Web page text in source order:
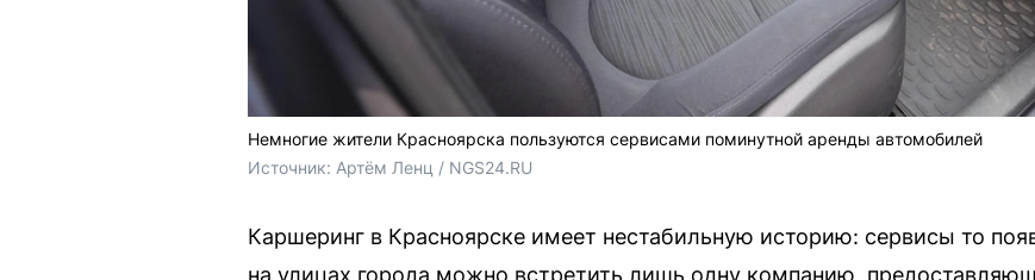
Немногие жители Красноярска пользуются сервисами поминутной аренды автомобилей
Источник: Артём Ленц / NGS24.RU
Каршеринг в Красноярске имеет нестабильную историю: сервисы то
на улицах города можно встретить лишь одну компанию,